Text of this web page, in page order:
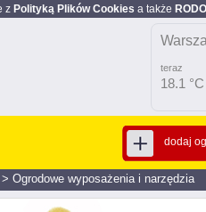
z Polityką Plików Cookies a także RODO
teraz
18.1 °C
dodaj
> Ogrodowe wyposażenia i narzędzia